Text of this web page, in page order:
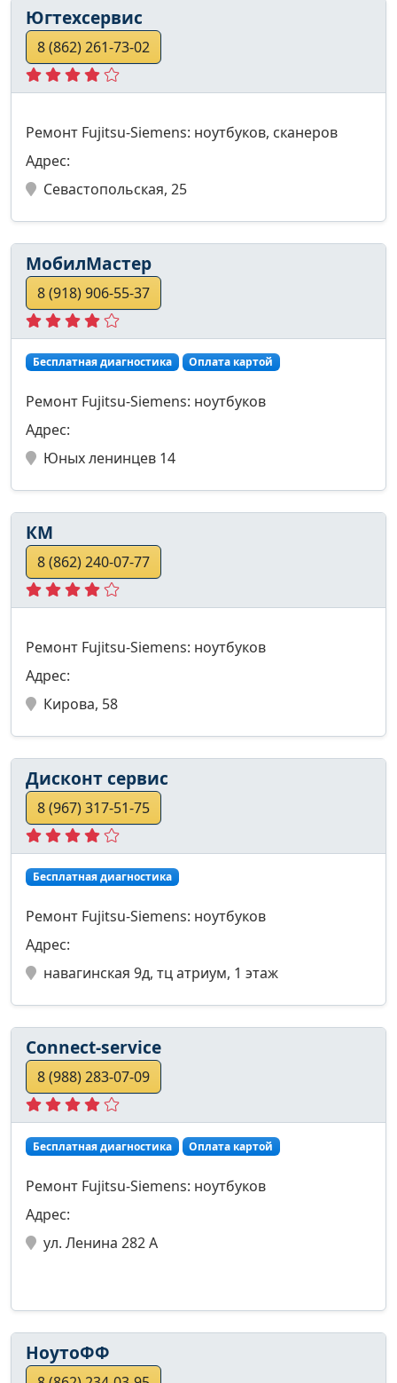
Югтехсервис
8 (862) 261-73-02
Ремонт Fujitsu-Siemens: ноутбуков, сканеров
Адрес:
Севастопольская, 25
МобилМастер
8 (918) 906-55-37
Бесплатная диагностика Оплата картой
Ремонт Fujitsu-Siemens: ноутбуков
Адрес:
Юных ленинцев 14
КМ
8 (862) 240-07-77
Ремонт Fujitsu-Siemens: ноутбуков
Адрес:
Кирова, 58
Дисконт сервис
8 (967) 317-51-75
Бесплатная диагностика
Ремонт Fujitsu-Siemens: ноутбуков
Адрес:
навагинская 9д, тц атриум, 1 этаж
Connect-service
8 (988) 283-07-09
Бесплатная диагностика Оплата картой
Ремонт Fujitsu-Siemens: ноутбуков
Адрес:
ул. Ленина 282 А
НоутоФФ